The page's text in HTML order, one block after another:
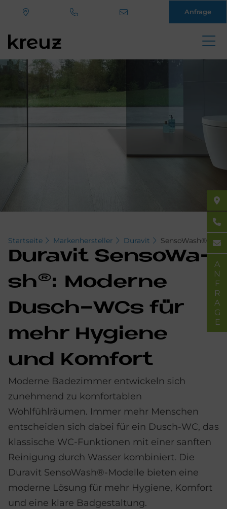
Direkt
zum
Anfrage
Startseite Markenhersteller Duravit SensoWash®
Du­ra­vit Sen­so­Wa­
s­h®: Mo­der­ne
Dusch-WCs für
mehr Hy­gie­ne
und Kom­fort
Moderne Badezimmer entwickeln sich
zunehmend zu komfortablen
Wohlfühlräumen. Immer mehr Menschen
entscheiden sich dabei für ein Dusch-WC, das
klassische WC-Funktionen mit einer sanften
Reinigung durch Wasser kombiniert. Die
Duravit SensoWash®-Modelle bieten eine
moderne Lösung für mehr Hygiene, Komfort
und eine klare Badgestaltung.
ANFRAGE